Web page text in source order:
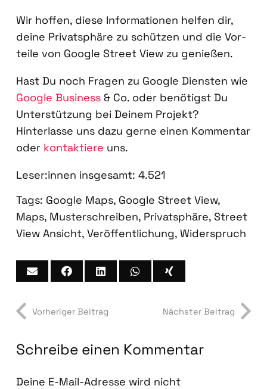
Wir hof­fen, die­se Infor­ma­tio­nen hel­fen dir,
dei­ne Pri­vat­sphä­re zu schüt­zen und die Vor­
tei­le von Goog­le Street View zu genie­ßen.
Hast Du noch Fra­gen zu Goog­le Diens­ten wie
Goog­le Busi­ness & Co. oder benö­tigst Du
Unter­stüt­zung bei Dei­nem Pro­jekt?
Hin­ter­las­se uns dazu ger­ne einen Kom­men­tar
oder kon­tak­tie­re uns.
Leser:innen ins­ge­samt: 4.521
Tags: Google Maps, Google Street View,
Maps, Musterschreiben, Privatsphäre, Street
View Ansicht, Veröffentlichung, Widerspruch
Vorheriger Beitrag Nächster Beitrag
Schreibe einen Kommentar
Deine E-Mail-Adresse wird nicht